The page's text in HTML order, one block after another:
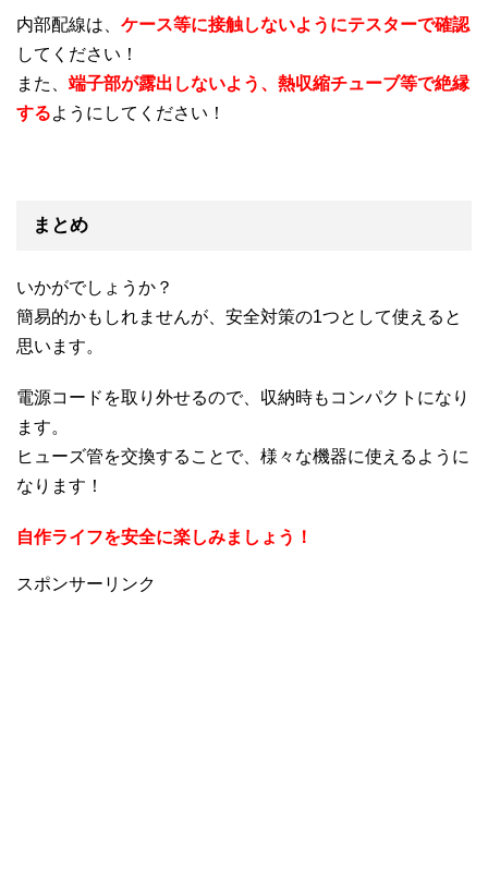
内部配線は、 ケース等に接触しないようにテスターで確認
してください！
また、 端子部が露出しないよう、熱収縮チューブ等で絶縁
するようにしてください！
まとめ
いかがでしょうか？
簡易的かもしれませんが、安全対策の1つとして使えると
思います。
電源コードを取り外せるので、収納時もコンパクトになり
ます。
ヒューズ管を交換することで、様々な機器に使えるように
なります！
自作ライフを安全に楽しみましょう！
スポンサーリンク